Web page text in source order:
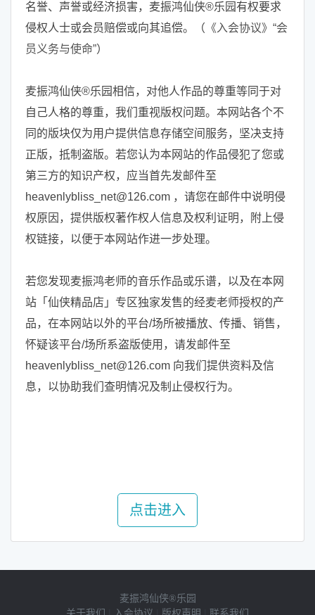
名誉、声誉或经济损害，麦振鸿仙侠®乐园有权要求
侵权人士或会员赔偿或向其追偿。（ 《入会协议》“会
员义务与使命”）
麦振鸿仙侠®乐园相信，对他人作品的尊重等同于对
自己人格的尊重，我们重视版权问题。本网站各个不
同的版块仅为用户提供信息存储空间服务，坚决支持
正版，抵制盗版。若您认为本网站的作品侵犯了您或
第三方的知识产权，应当首先发邮件至
heavenlybliss_net@126.com ，请您在邮件中说明侵
权原因，提供版权著作权人信息及权利证明，附上侵
权链接，以便于本网站作进一步处理。
若您发现麦振鸿老师的音乐作品或乐谱，以及在本网
站「仙侠精品店」专区独家发售的经麦老师授权的产
品，在本网站以外的平台/场所被播放、传播、销售，
怀疑该平台/场所系盗版使用，请发邮件至
heavenlybliss_net@126.com 向我们提供资料及信
息，以协助我们查明情况及制止侵权行为。
点击进入
麦振鸿仙侠®乐园